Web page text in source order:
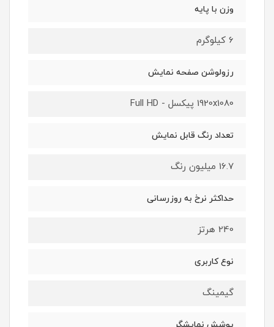
وزن با پایه
6 کیلوگرم
رزولوشن صفحه نمایش
1920x1080 پیکسل - Full HD
تعداد رنگ قابل نمایش
16.7 میلیون رنگ
حداکثر نرخ به روزرسانی
240 هرتز
نوع کاربری
گیمینگ